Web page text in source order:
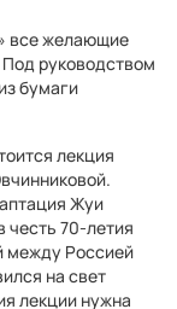
все желающие
руководством
бумаги
лекция
Жуи
честь 70-летия
между Россией
на свет
лекции нужна